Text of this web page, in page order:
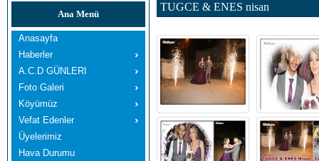
Ana Menü
Anasayfa
Haberler
A.C.D GÜNLERI
Foto Galeri
Köyümüz
Vefat Edenler
Üyelerimiz
Hava Durumu
TUGCE & ENES nisan